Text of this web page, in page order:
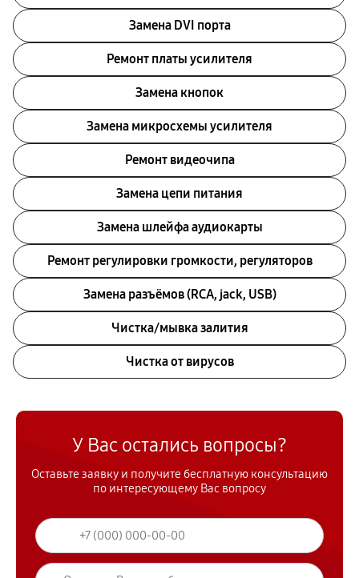
Замена DVI порта
Ремонт платы усилителя
Замена кнопок
Замена микросхемы усилителя
Ремонт видеочипа
Замена цепи питания
Замена шлейфа аудиокарты
Ремонт регулировки громкости, регуляторов
Замена разъёмов (RCA, jack, USB)
Чистка/мывка залития
Чистка от вирусов
У Вас остались вопросы?
Оставьте заявку и получите бесплатную консультацию
по интересующему Вас вопросу